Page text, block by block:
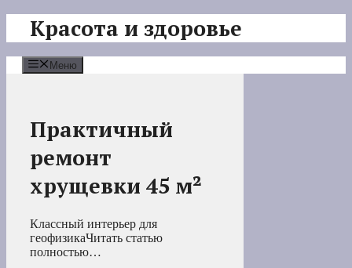
ПерейтиКрасота и здоровье
Меню
Практичный
ремонт
хрущевки 45 м²
Классный интерьер для
геофизикаЧитать статью
полностью…